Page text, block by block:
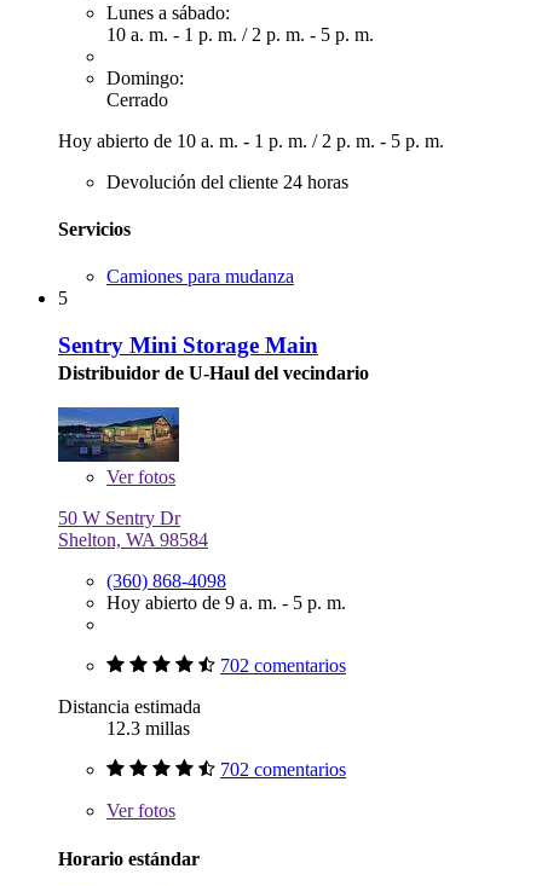
Lunes a sábado:
10 a. m. - 1 p. m. / 2 p. m. - 5 p. m.
Domingo:
Cerrado
Hoy abierto de 10 a. m. - 1 p. m. / 2 p. m. - 5 p. m.
Devolución del cliente 24 horas
Servicios
Camiones para mudanza
5
Sentry Mini Storage Main
Distribuidor de U-Haul del vecindario
Verfotos
50 W Sentry Dr
Shelton, WA 98584
(360) 868-4098
Hoy abierto de 9 a. m. - 5 p. m.
702 comentarios
Distancia estimada
12.3 millas
702 comentarios
Verfotos
Horario estándar